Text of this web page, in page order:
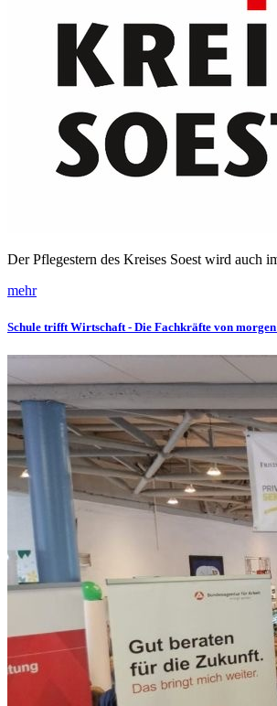
Der Pflegestern des Kreises Soest wird auch
mehr
Schule trifft Wirtschaft - Die Fachkräfte von